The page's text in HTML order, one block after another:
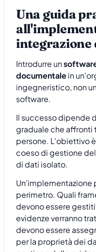
Una guida
integrazione
Introdurre un
documentalein
ingegneristico, non
software.
Il successo dipende
graduale che affronti
persone. L'obiettivo
coeso di gestione
di dati isolato.
Un'implementazione
perimetro. Quali
devono essere
evidenze verranno
devono essere
per la proprietà dei